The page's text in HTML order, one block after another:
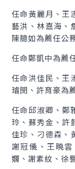
任命黃麗月、王
藝洪、林嘉海、
陳臆如為薦任公
任命鄭凱中為薦
任命洪佳民、王
璿閔、許育豪為
任命邱淑卿、鄭
玲、蘇秀金、許
佳珍、刁德森、
謝冠儀、王曉
嫺、謝素紋、徐